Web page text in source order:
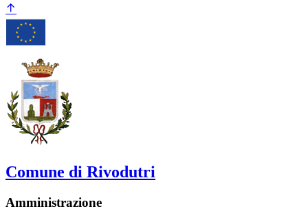
Comune di Rivodutri
Amministrazione